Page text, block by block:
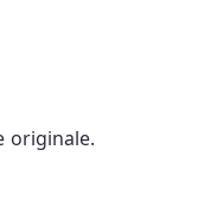
originale.